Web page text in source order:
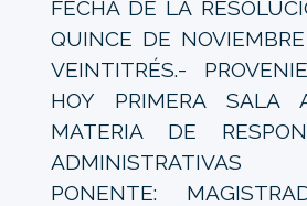
FECHA DE LA
QUINCE DE
VEINTITRÉS.-
HOY PRIMERA SALA
MATERIA DE
PONENTE: